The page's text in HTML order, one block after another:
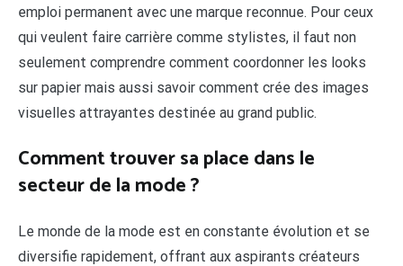
emploi permanent avec une marque reconnue. Pour ceux
qui veulent faire carrière comme stylistes, il faut non
seulement comprendre comment coordonner les looks
sur papier mais aussi savoir comment crée des images
visuelles attrayantes destinée au grand public.
Comment trouver sa place dans le
secteur de la mode ?
Le monde de la mode est en constante évolution et se
diversifie rapidement, offrant aux aspirants créateurs